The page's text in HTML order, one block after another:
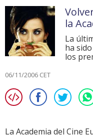
la
La
ha
los
06/11/2006 CET
La Academia del Cine